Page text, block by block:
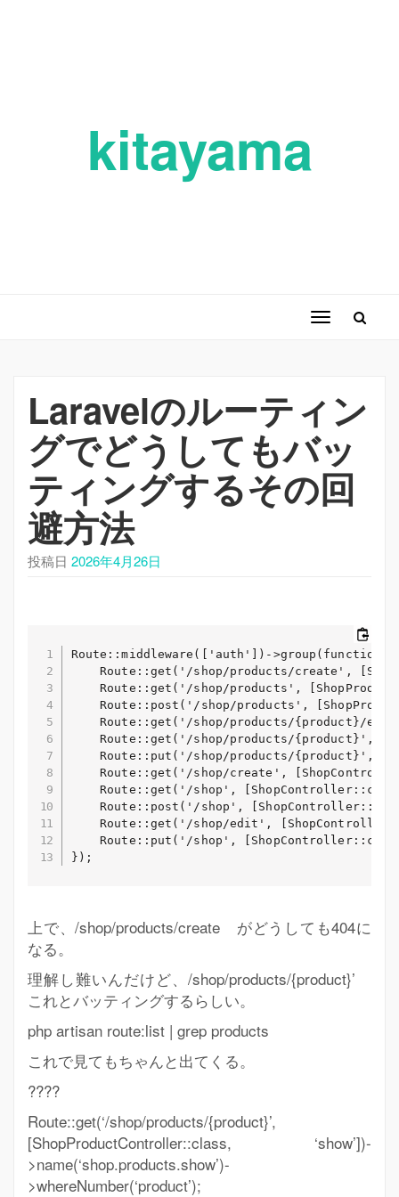
kitayama
ナ
シ
ン
を
切
り
Laravelのルーティン
グでどうしてもバッ
ティングするその回
避方法
投稿日 2026年4月26日
Route::middleware(['auth'])->group(function
Route::get('/shop/products/create',
Route::get('/shop/products',
Route::post('/shop/products',
Route::get('/shop/products/{product}/
Route::get('/shop/products/{product}',
Route::put('/shop/products/{product}',
Route::get('/shop/create',
Route::get('/shop',
Route::post('/shop',
Route::get('/shop/edit',
Route::put('/shop',
});
上で、/shop/products/create がどうしても404に
なる。
理解し難いんだけど、/shop/products/{product}’
これとバッティングするらしい。
php artisan route:list | grep products
これで見てもちゃんと出てくる。
????
Route::get(‘/shop/products/{product}’,
[ShopProductController::class, ‘show’])-
>name(‘shop.products.show’)-
>whereNumber(‘product’);